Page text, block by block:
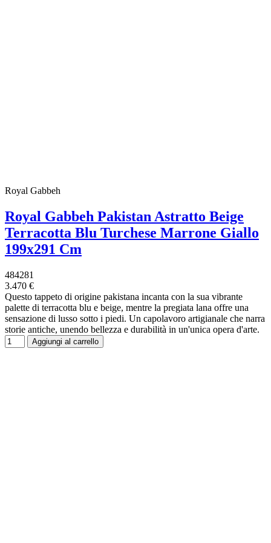
Royal Gabbeh
Royal Gabbeh Pakistan Astratto Beige
Terracotta Blu Turchese Marrone Giallo
199x291 Cm
484281
3.470 €
Questo tappeto di origine pakistana incanta con la sua vibrante
palette di terracotta blu e beige, mentre la pregiata lana offre una
sensazione di lusso sotto i piedi. Un capolavoro artigianale che narra
storie antiche, unendo bellezza e durabilità in un'unica opera d'arte.
Aggiungi al carrello